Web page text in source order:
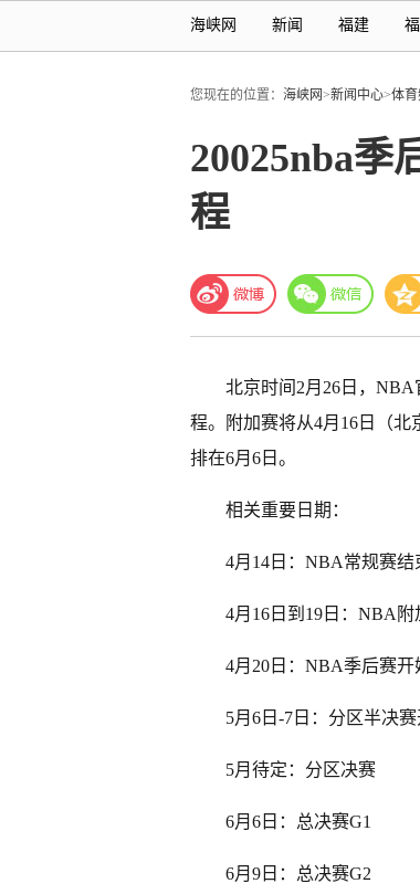
海峡网 新闻 福建
您现在的位置： 海峡网>新闻中心>体
20025nba季
程
北京时间2月26日，NBA
程。附加赛将从4月16日（
排在6月6日。
相关重要日期：
4月14日：NBA常规赛结
4月16日到19日：NBA附
4月20日：NBA季后赛开
5月6日-7日：分区半决
5月待定：分区决赛
6月6日：总决赛G1
6月9日：总决赛G2